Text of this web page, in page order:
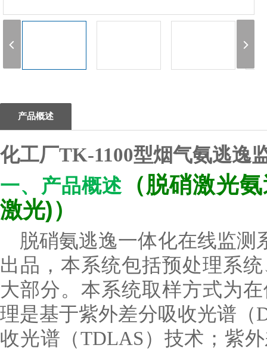
产品概述
化工厂TK-1100型烟气氨逃逸
一、产品概述
（脱硝激光
激光)）
脱硝氨逃逸一体化在线监测
出品，本系统包括预处理系
大部分。本系统取样方式为
理是基于紫外差分吸收光谱（
收光谱（TDLAS）技术；紫